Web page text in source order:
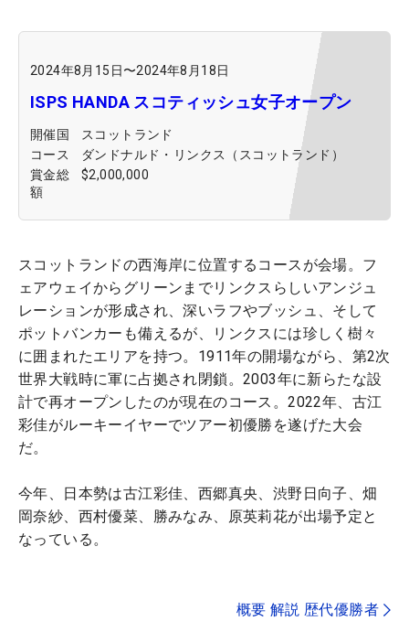
2024年8月15日〜2024年8月18日
ISPS HANDA スコティッシュ女子オープン
開催国
スコットランド
コース
ダンドナルド・リンクス（スコットランド）
賞金総
額
$2,000,000
スコットランドの西海岸に位置するコースが会場。フ
ェアウェイからグリーンまでリンクスらしいアンジュ
レーションが形成され、深いラフやブッシュ、そして
ポットバンカーも備えるが、リンクスには珍しく樹々
に囲まれたエリアを持つ。1911年の開場ながら、第2次
世界大戦時に軍に占拠され閉鎖。2003年に新らたな設
計で再オープンしたのが現在のコース。2022年、古江
彩佳がルーキーイヤーでツアー初優勝を遂げた大会
だ。
今年、日本勢は古江彩佳、西郷真央、渋野日向子、畑
岡奈紗、西村優菜、勝みなみ、原英莉花が出場予定と
なっている。
概要 解説 歴代優勝者